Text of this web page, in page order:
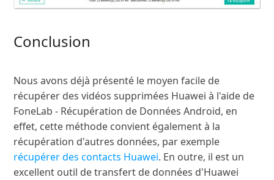
Conclusion
Nous avons déjà présenté le moyen facile de
récupérer des vidéos supprimées Huawei à l'aide de
FoneLab - Récupération de Données Android, en
effet, cette méthode convient également à la
récupération d'autres données, par exemple
récupérer des contacts Huawei. En outre, il est un
excellent outil de transfert de données d'Huawei